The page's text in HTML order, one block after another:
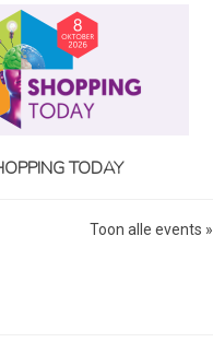
TODAY
Toon alle events »